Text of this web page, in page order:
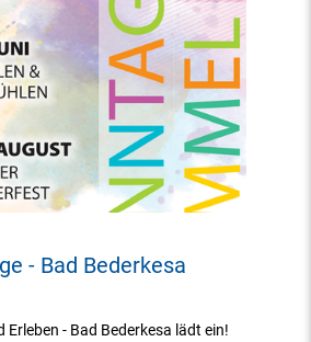
- Bad Bederkesa
Erleben - Bad Bederkesa lädt ein!